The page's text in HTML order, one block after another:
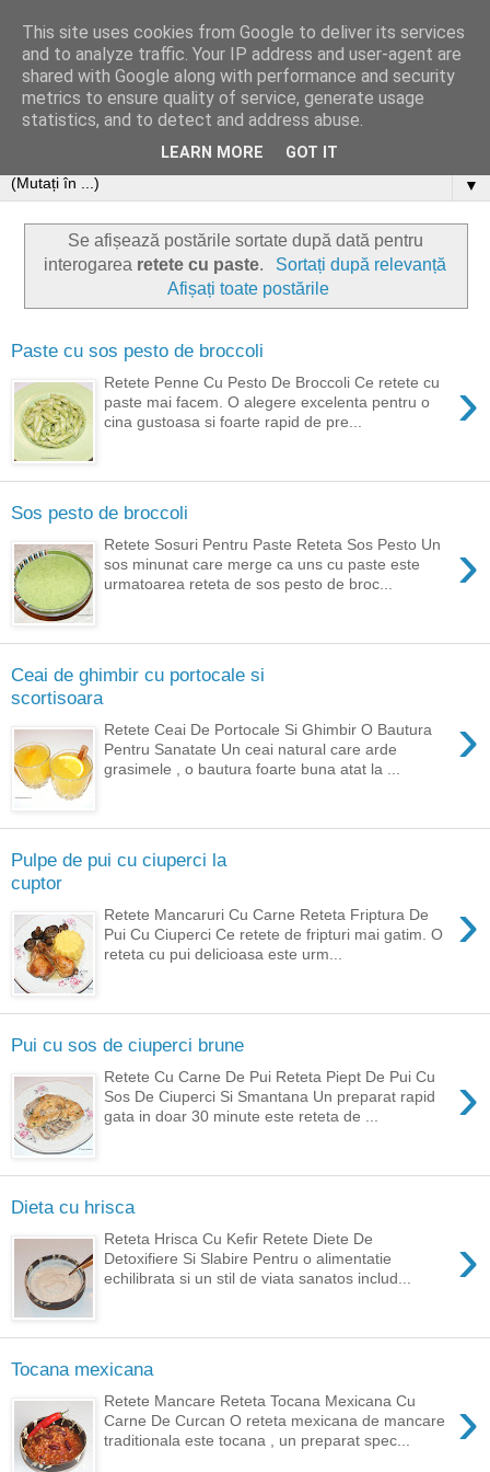
▼
Se afișează postările sortate după dată pentru
interogarea retete cu paste.
Sortați după relevanță
Afișați toate postările
Paste cu sos pesto de broccoli
›
Retete Penne Cu Pesto De Broccoli Ce retete cu
paste mai facem. O alegere excelenta pentru o
cina gustoasa si foarte rapid de pre...
Sos pesto de broccoli
›
Retete Sosuri Pentru Paste Reteta Sos Pesto Un
sos minunat care merge ca uns cu paste este
urmatoarea reteta de sos pesto de broc...
Ceai de ghimbir cu portocale si
scortisoara
›
Retete Ceai De Portocale Si Ghimbir O Bautura
Pentru Sanatate Un ceai natural care arde
grasimele , o bautura foarte buna atat la ...
Pulpe de pui cu ciuperci la
cuptor
›
Retete Mancaruri Cu Carne Reteta Friptura De
Pui Cu Ciuperci Ce retete de fripturi mai gatim. O
reteta cu pui delicioasa este urm...
Pui cu sos de ciuperci brune
›
Retete Cu Carne De Pui Reteta Piept De Pui Cu
Sos De Ciuperci Si Smantana Un preparat rapid
gata in doar 30 minute este reteta de ...
Dieta cu hrisca
›
Reteta Hrisca Cu Kefir Retete Diete De
Detoxifiere Si Slabire Pentru o alimentatie
echilibrata si un stil de viata sanatos includ...
Tocana mexicana
›
Retete Mancare Reteta Tocana Mexicana Cu
Carne De Curcan O reteta mexicana de mancare
traditionala este tocana , un preparat spec...
This site uses cookies from Google to deliver its services
and to analyze traffic. Your IP address and user-agent are
shared with Google along with performance and security
metrics to ensure quality of service, generate usage
statistics, and to detect and address abuse.
LEARN MORE GOT IT